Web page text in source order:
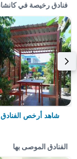
فنادق رخيصة في
شاهد أرخص
الفنادق الموصى بها